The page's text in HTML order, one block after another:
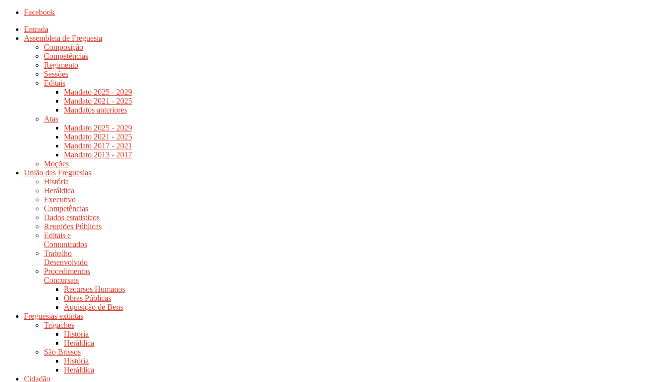
Facebook
Entrada
Assembleia de Freguesia
Composição
Competências
Regimento
Sessões
Editais
Mandato 2025 - 2029
Mandato 2021 - 2025
Mandatos anteriores
Atas
Mandato 2025 - 2029
Mandato 2021 - 2025
Mandato 2017 - 2021
Mandato 2013 - 2017
Moções
União das Freguesias
História
Heráldica
Executivo
Competências
Dados estatisticos
Reuniões Públicas
Editais e
Comunicados
Trabalho
Desenvolvido
Procedimentos
Concursais
Recursos Humanos
Obras Públicas
Aquisição de Bens
Freguesias extintas
Trigaches
História
Heráldica
São Brissos
História
Heráldica
Cidadão